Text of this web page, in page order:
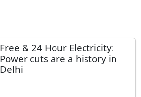
Free & 24 Hour Electricity:
Power cuts are a history in
Delhi